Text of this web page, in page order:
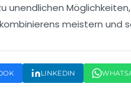
unendlichen
meistern
LINKEDIN